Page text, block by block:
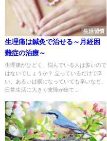
生活習慣
生理痛は鍼灸で治せる～月経困
難症の治療～
生理痛がひどく、悩んでいる人は多いので
はないでしょうか？ 立っているだけで辛
い、あるいは横になっていても辛いなど、
日常生活に大きく支障が出て...